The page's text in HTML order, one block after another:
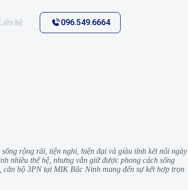
hệ 096.549.6664
rộng rãi, tiện nghi, hiện đại và giàu tính kết nối ngày
nhiều thế hệ, nhưng vẫn giữ được phong cách sống
hộ 3PN tại MIK Bắc Ninh mang đến sự kết hợp trọn